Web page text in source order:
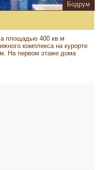
Бодрум
площадью 400 кв.м
комплекса на курорте
На первом этаже дома